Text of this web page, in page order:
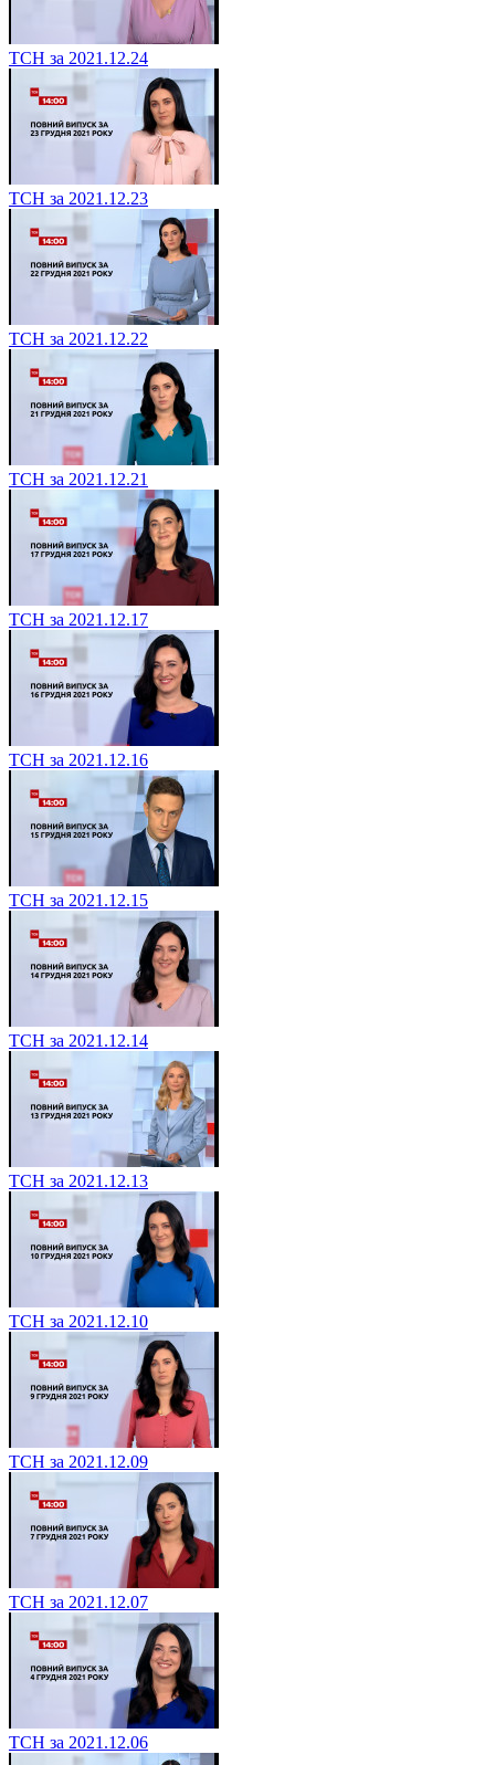
ТСН за 2021.12.24
ТСН за 2021.12.23
ТСН за 2021.12.22
ТСН за 2021.12.21
ТСН за 2021.12.17
ТСН за 2021.12.16
ТСН за 2021.12.15
ТСН за 2021.12.14
ТСН за 2021.12.13
ТСН за 2021.12.10
ТСН за 2021.12.09
ТСН за 2021.12.07
ТСН за 2021.12.06